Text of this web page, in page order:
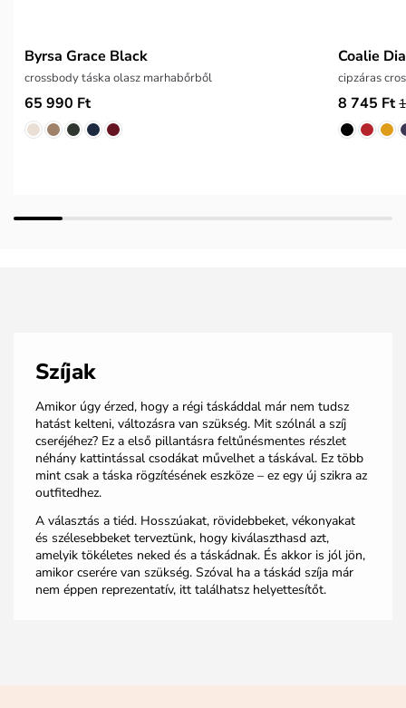
Byrsa Grace Black
crossbody táska olasz marhabőrből
65 990 Ft
Coalie
cipzáras
8 745 Ft
Szíjak
Amikor úgy érzed, hogy a régi táskáddal már nem tudsz
hatást kelteni, változásra van szükség. Mit szólnál a szíj
cseréjéhez? Ez a első pillantásra feltűnésmentes részlet
néhány kattintással csodákat művelhet a táskával. Ez több
mint csak a táska rögzítésének eszköze – ez egy új szikra az
outfitedhez.
A választás a tiéd. Hosszúakat, rövidebbeket, vékonyakat
és szélesebbeket terveztünk, hogy kiválaszthasd azt,
amelyik tökéletes neked és a táskádnak. És akkor is jól jön,
amikor cserére van szükség. Szóval ha a táskád szíja már
nem éppen reprezentatív, itt találhatsz helyettesítőt.